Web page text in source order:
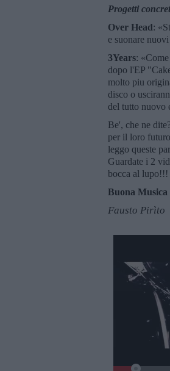
Progetti
Over Head:
e suonare
3Years:
dopo l'EP
molto piu
disco o
del tutto nuovo
Be', che ne
per il loro
leggo queste
Guardate i 2
bocca al lupo!!!
Buona
Fausto Pirìto